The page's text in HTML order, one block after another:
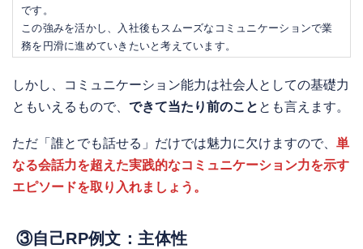
です。
この強みを活かし、入社後もスムーズなコミュニケーションで業
務を円滑に進めていきたいと考えています。
しかし、コミュニケーション能力は社会人としての基礎力
ともいえるもので、 できて当たり前のこと とも言えます。
ただ「誰とでも話せる」だけでは魅力に欠けますので、 単
なる会話力を超えた実践的なコミュニケーション力を示す
エピソードを取り入れましょう。
③自己RP例文：主体性